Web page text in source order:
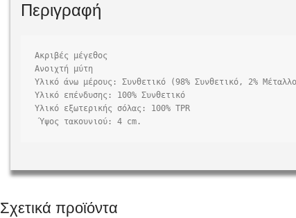
Περιγραφή
Ακριβές μέγεθος
Ανοιχτή μύτη
Υλικό άνω μέρους: Συνθετικό (98% Συνθετικό, 2%
Υλικό επένδυσης: 100% Συνθετικό
Υλικό εξωτερικής σόλας: 100% TPR
Σχετικά προϊόντα